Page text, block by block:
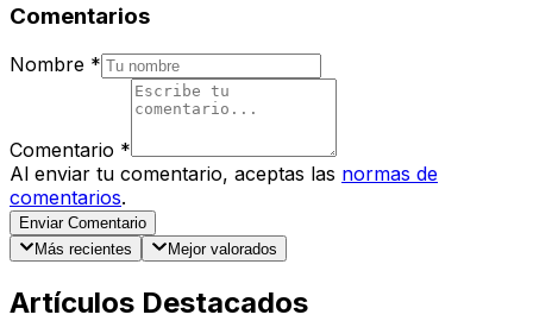
Comentarios
Nombre *
Comentario *
Al enviar tu comentario, aceptas las normas de
comentarios.
Enviar Comentario
Más recientes
Mejor valorados
Artículos Destacados